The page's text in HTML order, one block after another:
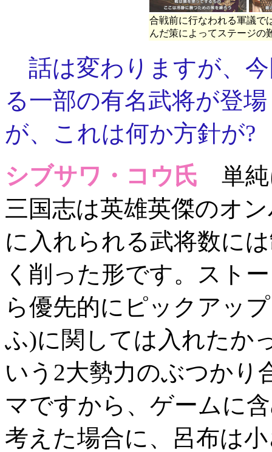
合戦前に行なわれる軍議で
んだ策によってステージの
話は変わりますが、
る一部の有名武将が登
が、これは何か方針が?
シブサワ・コウ氏 単純
三国志は英雄英傑のオ
に入れられる武将数に
く削った形です。スト
ら優先的にピックアッ
ふ)に関しては入れたか
いう2大勢力のぶつかり
マですから、ゲームに
考えた場合に、呂布は